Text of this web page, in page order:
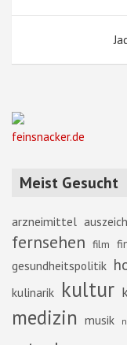
feinsnacker.de
Meist Gesucht
arzneimittel
fernsehen film
gesundheitspolitik
kulinarik kultur
medizin musik